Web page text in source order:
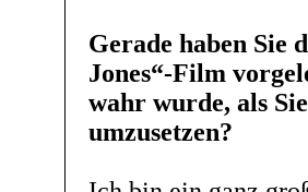
Gerade haben Sie
Jones“-Film
wahr wurde, als
umzusetzen?